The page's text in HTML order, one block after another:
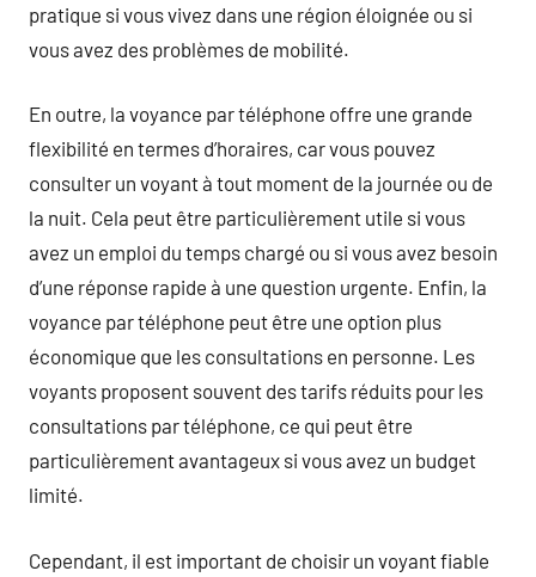
pratique si vous vivez dans une région éloignée ou si
vous avez des problèmes de mobilité.
En outre, la voyance par téléphone offre une grande
flexibilité en termes d’horaires, car vous pouvez
consulter un voyant à tout moment de la journée ou de
la nuit. Cela peut être particulièrement utile si vous
avez un emploi du temps chargé ou si vous avez besoin
d’une réponse rapide à une question urgente. Enfin, la
voyance par téléphone peut être une option plus
économique que les consultations en personne. Les
voyants proposent souvent des tarifs réduits pour les
consultations par téléphone, ce qui peut être
particulièrement avantageux si vous avez un budget
limité.
Cependant, il est important de choisir un voyant fiable